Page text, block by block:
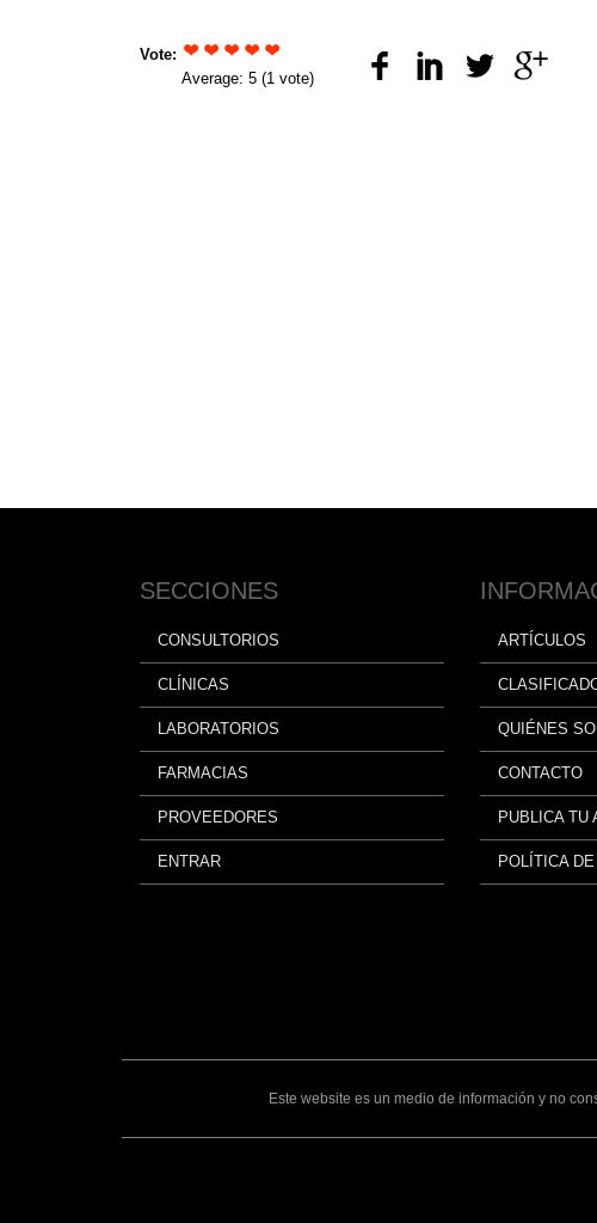
Vote:
Average: 5 (1 vote)
SECCIONES
CONSULTORIOS
CLÍNICAS
LABORATORIOS
FARMACIAS
PROVEEDORES
ENTRAR
ARTÍCULOS
QUIÉNES
CONTACTO
PUBLICA TU
POLÍTICA
Este website es un medio de información y no